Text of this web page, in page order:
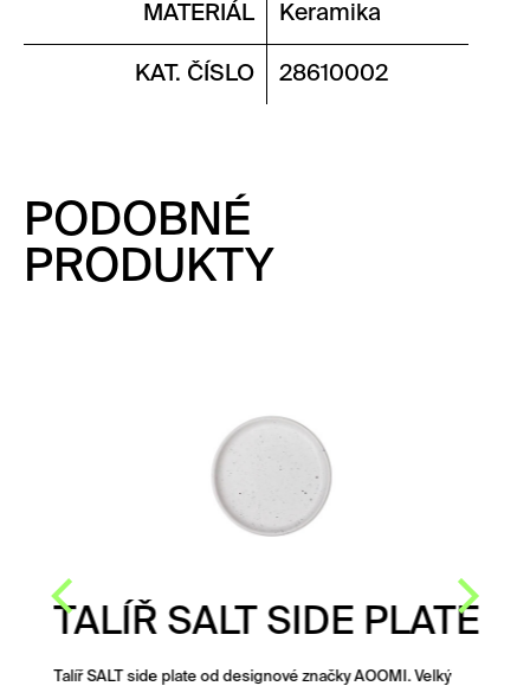
MATERIÁL Keramika
KAT. ČÍSLO 28610002
PODOBNÉ
PRODUKTY
TALÍŘ SALT SIDE PLATE
Talíř SALT side plate od designové značky AOOMI. Velký